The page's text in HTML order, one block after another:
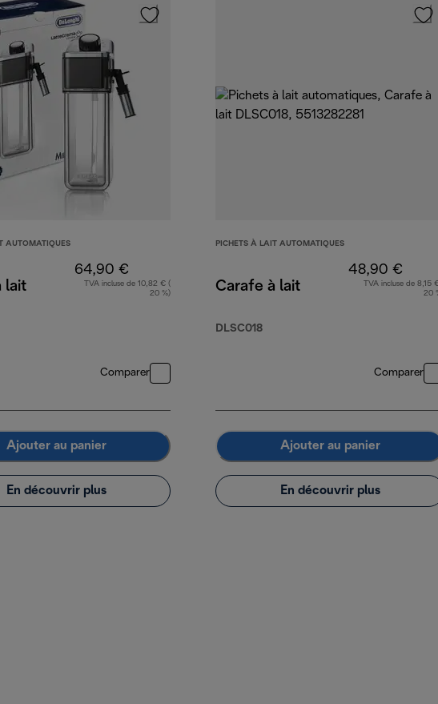
AUTOMATIQUES
lait
64,90 €
TVA incluse de 10,82 € (
20 %)
Comparer
Ajouter au panier
En découvrir plus
PICHETS À LAIT AUTOMATIQUES
Carafe à lait
DLSC018
48,90 €
TVA incluse de 8,15
20
Comparer
Ajouter au panier
En découvrir plus